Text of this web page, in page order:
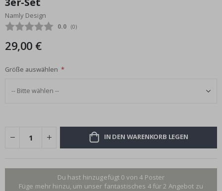
Bildgalerie
springen
Namly Design
Durchschnittliche Bewertung:
0.0 (abgegebene bewertungen:
0)
29,00 €
Größe auswählen
IN DEN WARENKORB LEGEN
Du hast hinzugefügt 0 von 4 Poster
Füge mehr hinzu, um unser fantastisches 4 für 2 Angebot zu